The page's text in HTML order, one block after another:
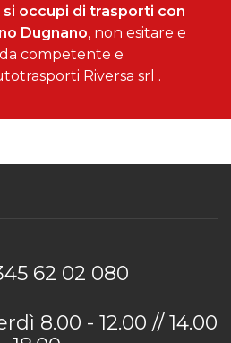
occupi di trasporti con
Dugnano, non esitare e
competente e
Riversa srl .
62 02 080
8.00 - 12.00 // 14.00